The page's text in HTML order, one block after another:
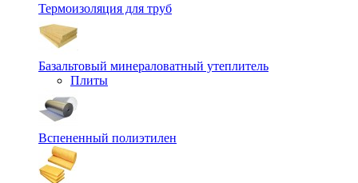
Термоизоляция для труб
Базальтовый минераловатный утеплитель
Плиты
Вспененный полиэтилен